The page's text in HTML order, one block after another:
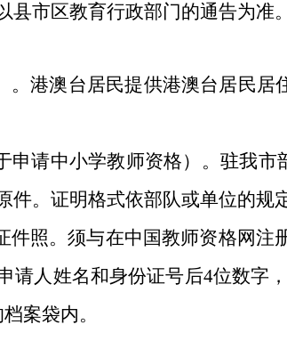
县市区教育行政部门的通告为准。
。港澳台居民提供港澳台居民居
申请中小学教师资格）。驻我
件。证明格式依部队或单位的规
件照。须与在中国教师资格网
请人姓名和身份证号后4位数字
案袋内。